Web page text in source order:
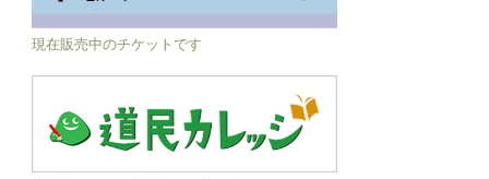
現在販売中のチケットです